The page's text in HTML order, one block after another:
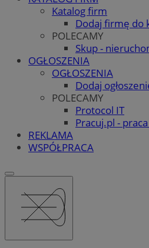
Katalog firm
Dodaj firmę do
POLECAMY
Skup -
OGŁOSZENIA
OGŁOSZENIA
Dodaj
POLECAMY
Protocol IT
Pracuj.pl -
REKLAMA
WSPÓŁPRACA